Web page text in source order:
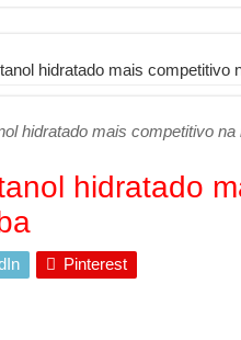
de transfer passeios e
desconfia dos canais
força no Brasil com a
o Cerco Contra Streamings
nacional: como Jaque
quando vale mais a pena
hidratado mais competitivo
hidratado mais competitivo na
hidratado
Pinterest